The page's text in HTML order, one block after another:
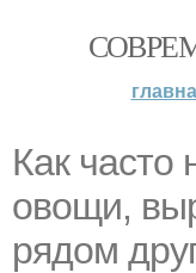
Как часто
овощи,
рядом